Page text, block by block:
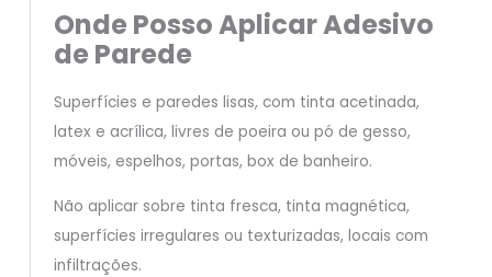
Onde Posso Aplicar Adesivo
de Parede
Superfícies e paredes lisas, com tinta acetinada,
latex e acrílica, livres de poeira ou pó de gesso,
móveis, espelhos, portas, box de banheiro.
Não aplicar sobre tinta fresca, tinta magnética,
superfícies irregulares ou texturizadas, locais com
infiltrações.